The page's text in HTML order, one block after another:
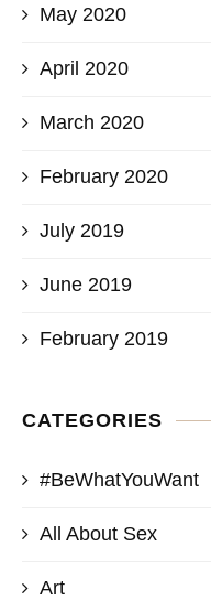
May 2020
April 2020
March 2020
February 2020
July 2019
June 2019
February 2019
CATEGORIES
#BeWhatYouWant
All About Sex
Art